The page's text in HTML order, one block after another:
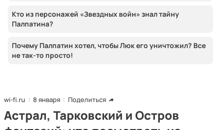
Кто из персонажей «Звездных войн» знал тайну
Палпатина?
Почему Палпатин хотел, чтобы Люк его уничтожил? Все
не так-то просто!
wi-fi.ru 8 января Поделиться
Астрал, Тарковский и Остров